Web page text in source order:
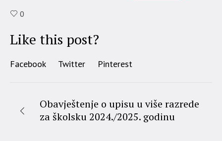
0
Like this post?
Facebook Twitter Pinterest
Obavještenje o upisu u više razrede
za školsku 2024./2025. godinu